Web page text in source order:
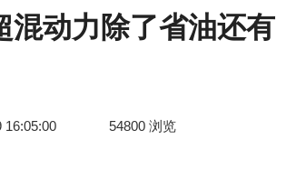
混动力除了省油还有
16:05:00 54800 浏览